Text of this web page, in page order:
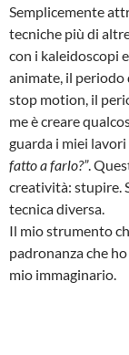
Semplicemente
tecniche più di
con i kaleidoscopi
animate, il periodo
stop motion, il
me è creare
guarda i miei lavori
fatto a farlo?”.
creatività: stupire.
tecnica diversa.
Il mio strumento
padronanza che
mio immaginario.